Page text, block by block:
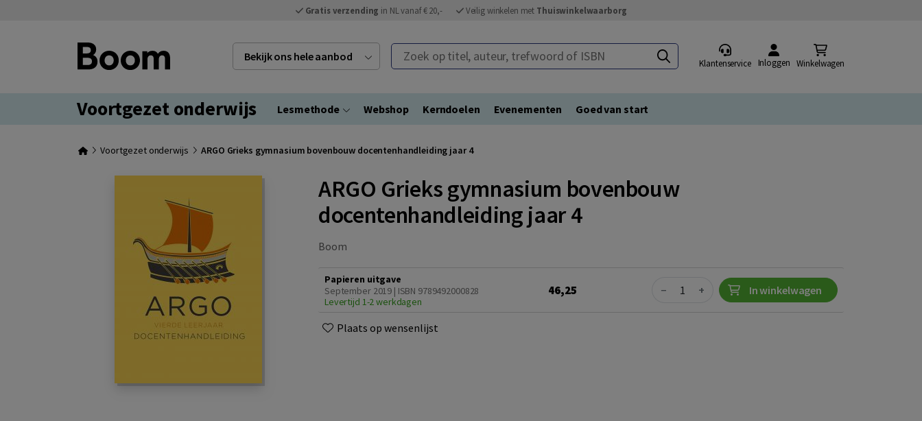
Gratis verzending in NL vanaf € 20,- Veilig winkelen met Thuiswinkelwaarborg
Bekijk ons hele aanbod Zoek op titel, auteur, trefwoord of ISBN
Klantenservice Inloggen Winkelwagen
Voortgezet onderwijs Lesmethode Webshop Kerndoelen Evenementen Goed van start
Voortgezet onderwijs ARGO Grieks gymnasium bovenbouw docentenhandleiding jaar 4
ARGO Grieks gymnasium bovenbouw
docentenhandleiding jaar 4
Boom
Papieren uitgave
September 2019 | ISBN 9789492000828
Levertijd 1-2 werkdagen
46,25 Quantity
− + In winkelwagen
Plaats op wensenlijst